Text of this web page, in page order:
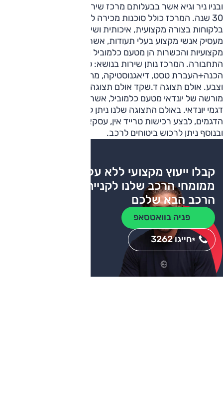
ובניו ניר וגיא אשר בבעלותם מרכז שירות מורשה מיצובישי כבר
30 שנה. המרכז כולל סוכנות מכירה לרכבי יונדאי. המרכז מטפל
בלקוחות בצורה מקצועית, איכותית ושירותית ביותר , המרכז
מעסיק אנשי מקצוע בעלי תעודות, אשר עוברים הדרכות
מקצועיות והכשרות הן מטעם כלמוביל והן מטעם משרד
התחבורה. המרכז נותן שירות בנושא: טיפולים שנתיים,שינועים,
הכנה+העברת טסט, דיאגנוסטיקה, מחלקה רחבה של פחחות
וצבע. אולם תצוגה ד.שקד אולם תצוגה ד.שקד הינו אולם תצוגה
מורשה של יונדאי מטעם כלמוביל, אשר מציע למכירה את כלל
דגמי יונדאי. באולם התצוגה שלנו ניתן לבצע נסיעות מבחן על כלל
הדגמים, לבצע רכישות טרייד אין, עסקאות מימון מטעם כלמוביל
ובנוסף ניתן לרכוש ביטוחים לרכב.
קבלו ייעוץ מקצועי ללא עלות
ממומחי הרכב שלנו לקניית
הרכב הבא שלכם
פניה בוואטסאפ
חייגו 3262*